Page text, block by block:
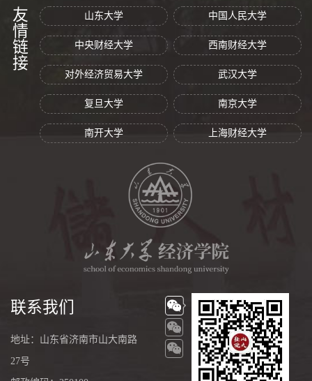
友情链接 山东大学 中国人民大学
中央财经大学 西南财经大学
对外经济贸易大学 武汉大学
复旦大学 南京大学
南开大学 上海财经大学
联系我们
地址：山东省济南市山大南路
27号